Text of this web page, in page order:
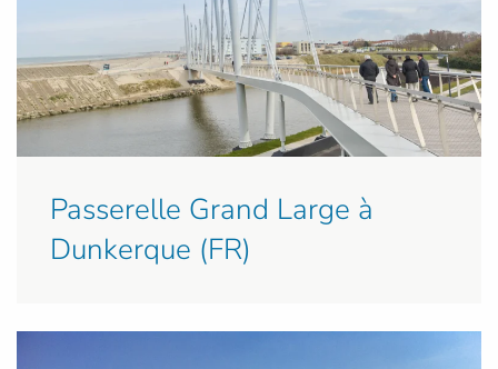
Passerelle Grand Large à
Dunkerque (FR)